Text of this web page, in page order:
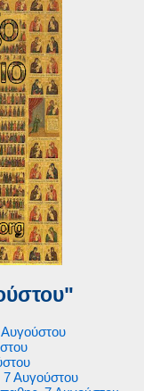
7 Αυγούστου